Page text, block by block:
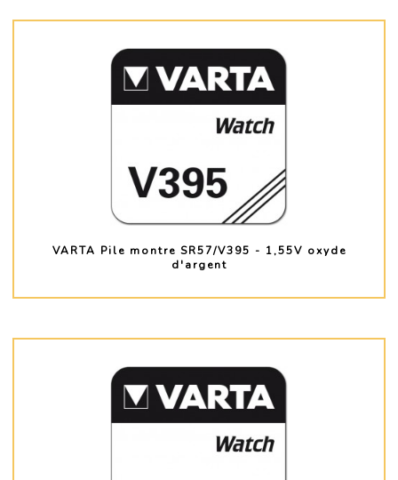
VARTA Pile montre SR57/V395 - 1,55V oxyde
d'argent